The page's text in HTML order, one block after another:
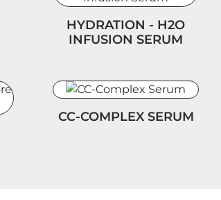
HYDRATION - H2O
INFUSION SERUM
CC-COMPLEX SERUM